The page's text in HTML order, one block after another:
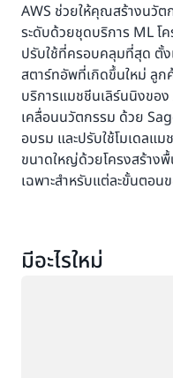
AWS ช่วยให้คุณสร้างนวัต
ระดับด้วยชุดบริการ ML โ
ปรับใช้ที่ครอบคลุมที่สุด ตั้
สตาร์ทอัพที่เกิดขึ้นใหม่ ลูก
บริการแมชชีนเลิร์นนิงขอ
เคลื่อนนวัตกรรม ด้วย
อบรม และปรับใช้โมเดลแ
ขนาดใหญ่ด้วยโครงสร้าง
เฉพาะสำหรับแต่ละขั้นตอน
มีอะไรใหม่